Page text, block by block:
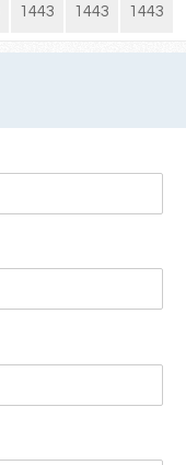
1443 1443 1443